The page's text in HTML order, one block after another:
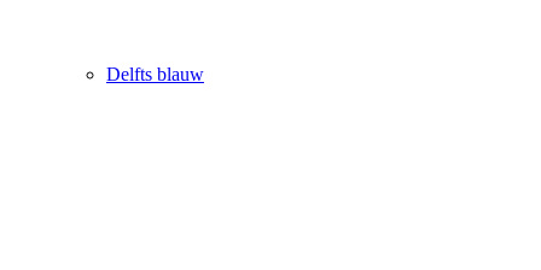
Delfts blauw